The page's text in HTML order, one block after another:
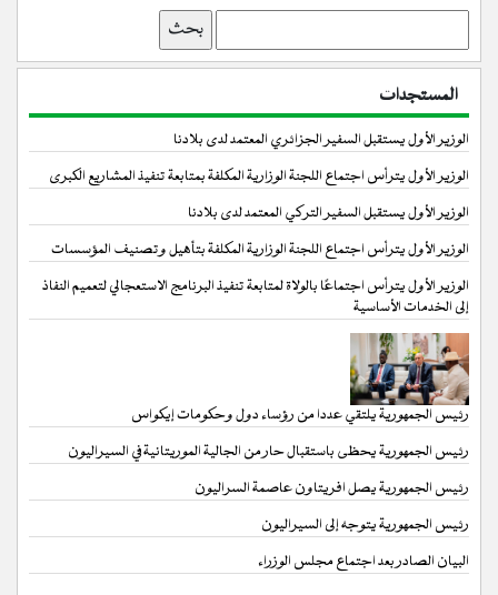
المستجدات
الوزير الأول يستقبل السفير الجزائري المعتمد لدى بلادنا
الوزير الأول يترأس اجتماع اللجنة الوزارية المكلفة بمتابعة تنفيذ المشاريع الكبرى
الوزير الأول يستقبل السفير التركي المعتمد لدى بلادنا
الوزير الأول يترأس اجتماع اللجنة الوزارية المكلفة بتأهيل وتصنيف المؤسسات
الوزير الأول يترأس اجتماعًا بالولاة لمتابعة تنفيذ البرنامج الاستعجالي لتعميم النفاذ
إلى الخدمات الأساسية
رئيس الجمهورية يلتقي عددا من رؤساء دول وحكومات إيكواس
رئيس الجمهورية يحظى باستقبال حار من الجالية الموريتانية في السيراليون
رئيس الجمهورية يصل افريتاون عاصمة السراليون
رئيس الجمهورية يتوجه إلى السيراليون
البيان الصادر بعد اجتماع مجلس الوزراء